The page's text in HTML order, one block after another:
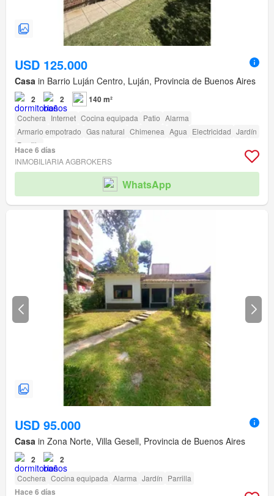
USD 125.000
Casa in Barrio Luján Centro, Luján, Provincia de Buenos Aires
2 2 140 m²
Cochera Internet Cocina equipada Patio Alarma
Armario empotrado Gas natural Chimenea Agua Electricidad Jardín
Parrilla
Hace 6 días
INMOBILIARIA AGBROKERS
WhatsApp
USD 95.000
Casa in Zona Norte, Villa Gesell, Provincia de Buenos Aires
2 2
Cochera Cocina equipada Alarma Jardín Parrilla
Hace 6 días